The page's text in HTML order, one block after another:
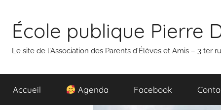
contenu
École publique Pierre
Le site de l'Association des Parents d'Élèves et Amis – 3 ter
Accueil Agenda Facebook